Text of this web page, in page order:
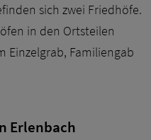
sich zwei Friedhöfe.
in den Ortsteilen
Einzelgrab, Familiengab
Erlenbach